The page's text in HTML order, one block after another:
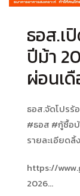
ธอส.เ
ปีม้า
ผ่อนเ
ธอส.จัดโปรร้
#ธอส #กู้ซื้อ
รายละเอียดลิ้
https://
2026...